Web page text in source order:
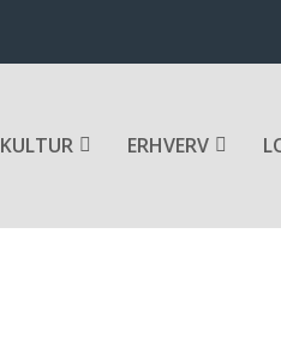
KULTUR ERHVERV